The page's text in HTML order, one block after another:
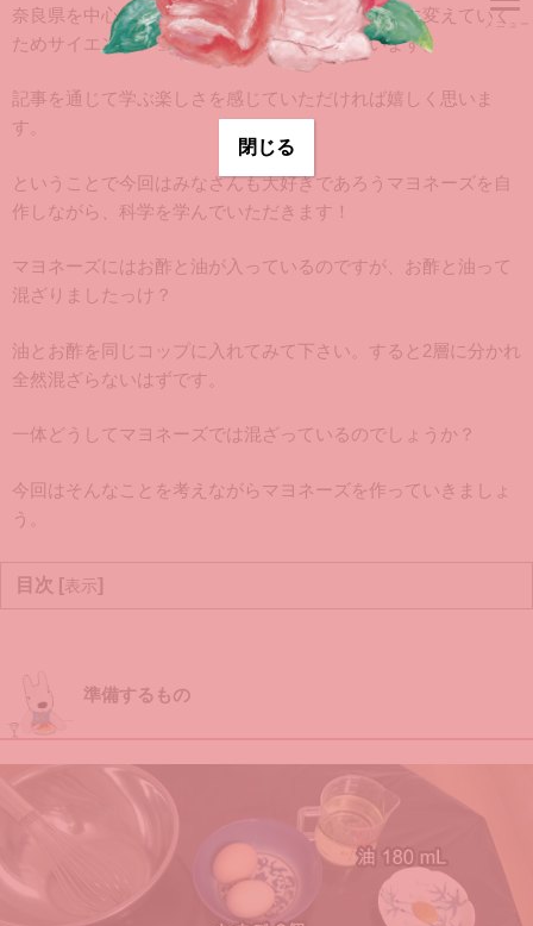
奈良県を中心に身近な科学を通じて、学びを遊びに変えていく
ためサイエンスショーや実験教室を開催しています。
記事を通じて学ぶ楽しさを感じていただければ嬉しく思いま
す。
ということで今回はみなさんも大好きであろうマヨネーズを自
作しながら、科学を学んでいただきます！
マヨネーズにはお酢と油が入っているのですが、お酢と油って
混ざりましたっけ？
油とお酢を同じコップに入れてみて下さい。すると2層に分かれ
全然混ざらないはずです。
一体どうしてマヨネーズでは混ざっているのでしょうか？
今回はそんなことを考えながらマヨネーズを作っていきましょ
う。
目次 [表示]
準備するもの
閉じる